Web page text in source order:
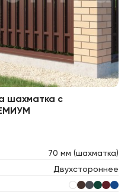
шахматка с
70 мм (шахматка)
Двухстороннее